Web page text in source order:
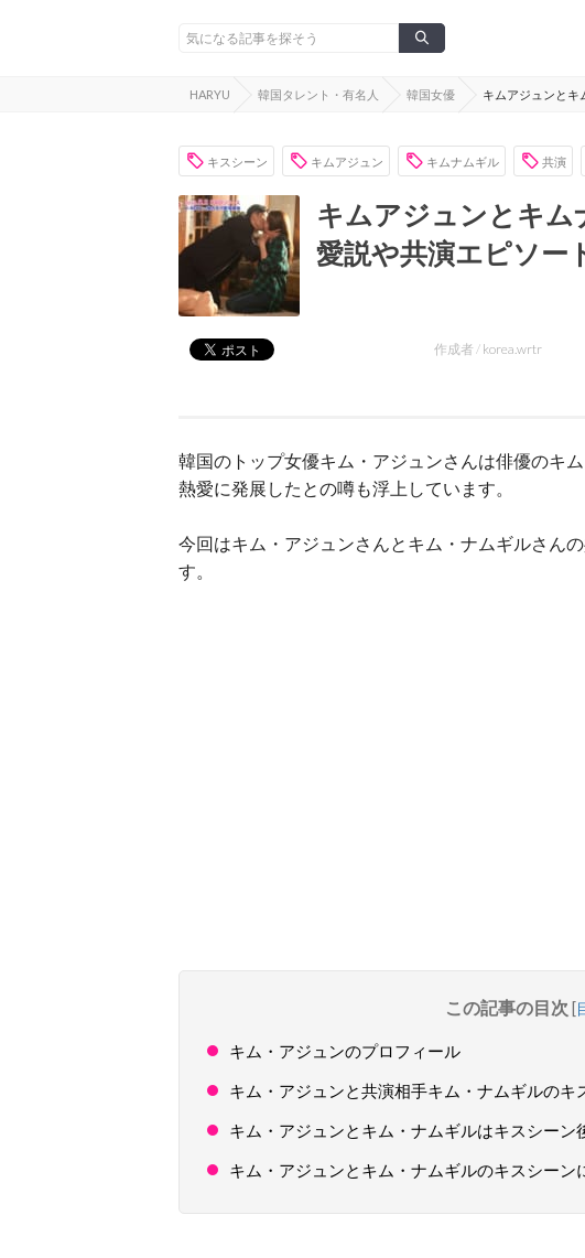
HARYU 韓国タレント・有名人 韓国女優 キムアジュンとキ
キスシーン キムアジュン キムナムギル 共演
キムアジュンとキ
愛説や共演エピソー
作成者 / korea.wrtr
韓国のトップ女優キム・アジュンさんは俳優のキ
熱愛に発展したとの噂も浮上しています。
今回はキム・アジュンさんとキム・ナムギルさん
す。
この記事の目次 [
キム・アジュンのプロフィール
キム・アジュンと共演相手キム・ナムギルのキ
キム・アジュンとキム・ナムギルはキスシーン
キム・アジュンとキム・ナムギルのキスシー